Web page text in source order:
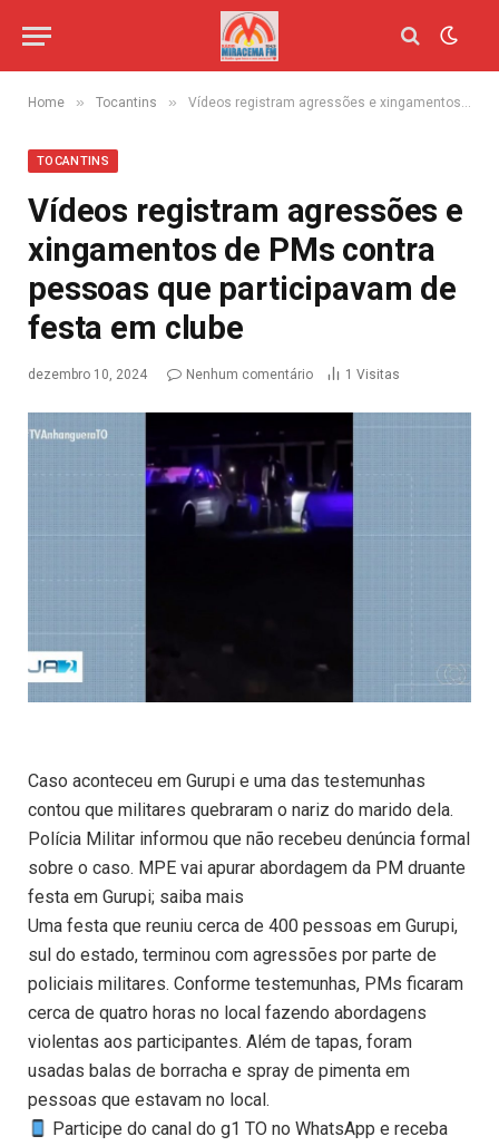
Home » Tocantins » Vídeos registram agressões e xingamentos de PMs contra pessoas que participavam de festa em clube
TOCANTINS
Vídeos registram agressões e
xingamentos de PMs contra
pessoas que participavam de
festa em clube
dezembro 10, 2024 Nenhum comentário 1 Visitas
Caso aconteceu em Gurupi e uma das testemunhas
contou que militares quebraram o nariz do marido dela.
Polícia Militar informou que não recebeu denúncia formal
sobre o caso. MPE vai apurar abordagem da PM druante
festa em Gurupi; saiba mais
Uma festa que reuniu cerca de 400 pessoas em Gurupi,
sul do estado, terminou com agressões por parte de
policiais militares. Conforme testemunhas, PMs ficaram
cerca de quatro horas no local fazendo abordagens
violentas aos participantes. Além de tapas, foram
usadas balas de borracha e spray de pimenta em
pessoas que estavam no local.
Participe do canal do g1 TO no WhatsApp e receba